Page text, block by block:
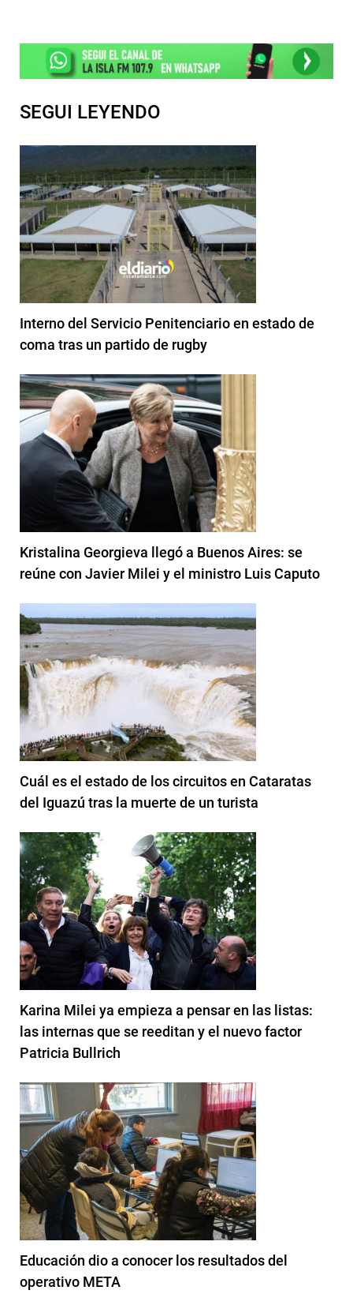
SEGUI LEYENDO
Interno del Servicio Penitenciario en estado de
coma tras un partido de rugby
Kristalina Georgieva llegó a Buenos Aires: se
reúne con Javier Milei y el ministro Luis Caputo
Cuál es el estado de los circuitos en Cataratas
del Iguazú tras la muerte de un turista
Karina Milei ya empieza a pensar en las listas:
las internas que se reeditan y el nuevo factor
Patricia Bullrich
Educación dio a conocer los resultados del
operativo META